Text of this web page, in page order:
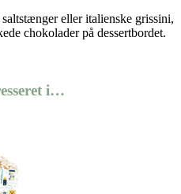
eller italienske grissini,
chokolader på dessertbordet.
i…